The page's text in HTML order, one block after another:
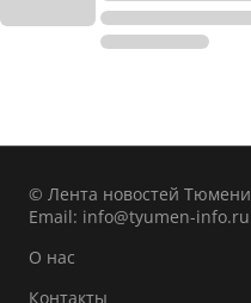
© Лента новостей Тюмени
Email: info@tyumen-info.ru
О нас
Контакты